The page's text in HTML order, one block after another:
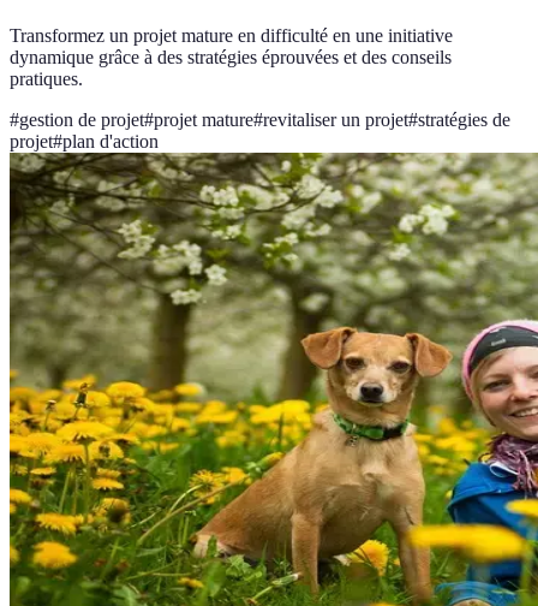
Transformez un projet mature en difficulté en une initiative
dynamique grâce à des stratégies éprouvées et des conseils
pratiques.
#gestion de projet#projet mature#revitaliser un projet#stratégies de
projet#plan d'action